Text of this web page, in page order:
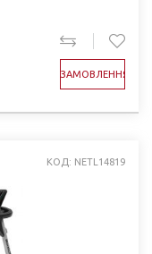
ЗАМОВЛЕННЯ
КОД: NETL14819